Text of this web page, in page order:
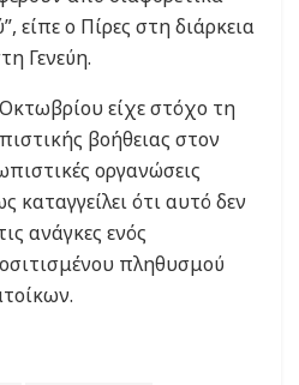
είπε ο Πίρες στη διάρκεια
Γενεύη.
είχε στόχο τη
βοήθειας στον
οργανώσεις
καταγγείλει ότι αυτό δεν
ανάγκες ενός
πληθυσμού